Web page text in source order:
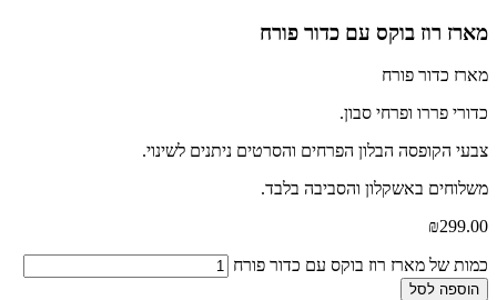
מארז רוז בוקס עם כדור פורח
מארז כדור פורח
כדורי פררו ופרחי סבון.
צבעי הקופסה הבלון הפרחים והסרטים ניתנים לשינוי.
משלוחים באשקלון והסביבה בלבד.
₪299.00
כמות של מארז רוז בוקס עם כדור פורח
הוספה לסל